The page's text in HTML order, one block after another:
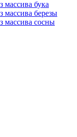
бука
массива березы
массива сосны